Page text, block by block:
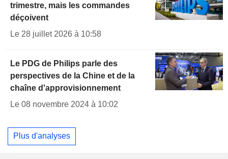
trimestre, mais les commandes
déçoivent
Le 28 juillet 2026 à 10:58
Le PDG de Philips parle des
perspectives de la Chine et de la
chaîne d'approvisionnement
Le 08 novembre 2024 à 10:02
Plus d'analyses